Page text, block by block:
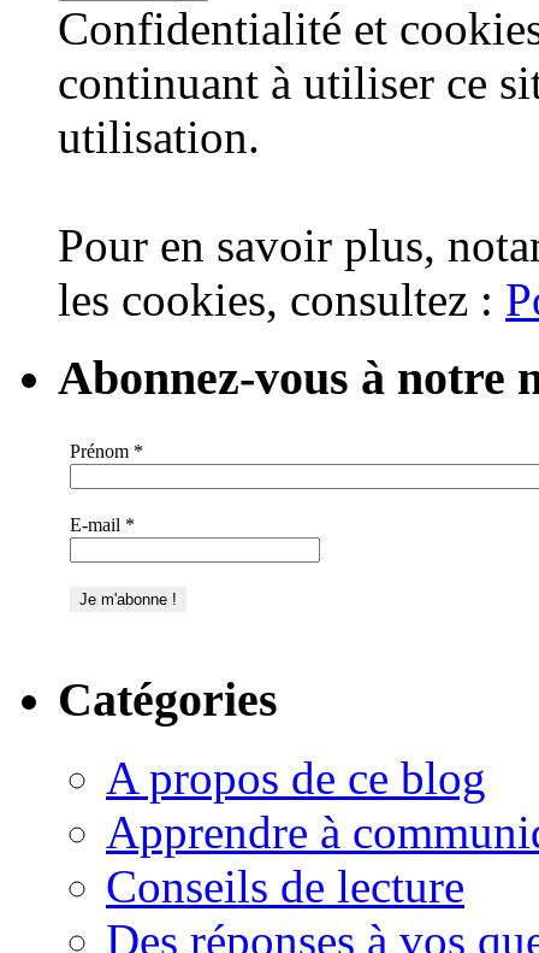
Confidentialité et
continuant à utiliser ce
utilisation.
Pour en savoir plus,
les cookies, consultez :
Abonnez-vous à notre
Prénom *
E-mail *
Catégories
A propos de ce blog
Apprendre à
Conseils de lecture
Des réponses à vos